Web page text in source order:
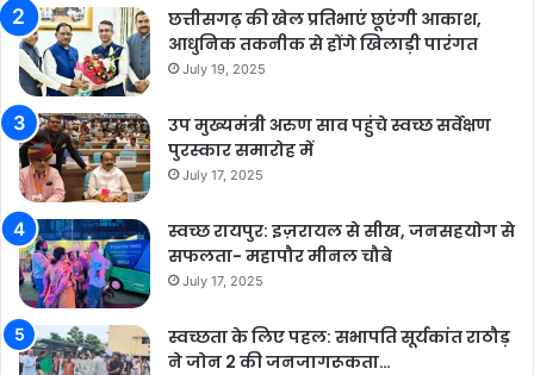
छत्तीसगढ़ की खेल प्रतिभाएं छूएंगी आकाश,
आधुनिक तकनीक से होंगे खिलाड़ी पारंगत
July 19, 2025
उप मुख्यमंत्री अरुण साव पहुंचे स्वच्छ सर्वेक्षण
पुरस्कार समारोह में
July 17, 2025
स्वच्छ रायपुर: इज़रायल से सीख, जनसहयोग से
सफलता- महापौर मीनल चौबे
July 17, 2025
स्वच्छता के लिए पहल: सभापति सूर्यकांत राठौड़
ने जोन 2 की जनजागरूकता…